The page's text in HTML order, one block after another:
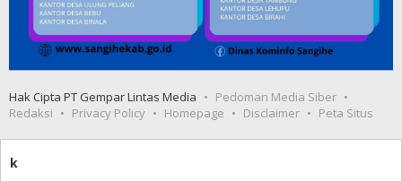
Hak Cipta PT Gempar Lintas Media
Pedoman Media Siber
Redaksi
Privacy Policy Homepage Disclaimer Peta Situs
k